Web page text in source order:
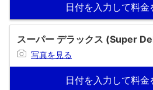
日付を入力して料金
スーパー デラックス (Super
写真を見る
日付を入力して料金